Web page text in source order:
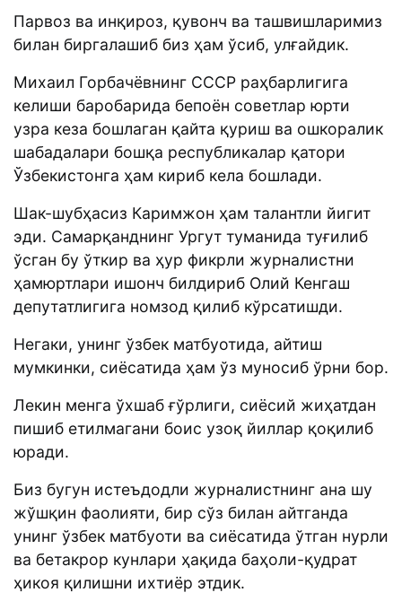
Парвоз ва инқироз, қувонч ва ташвишларимиз
билан биргалашиб биз ҳам ўсиб, улғайдик.
Михаил Горбачёвнинг СССР раҳбарлигига
келиши баробарида бепоён советлар юрти
узра кеза бошлаган қайта қуриш ва ошкоралик
шабадалари бошқа республикалар қатори
Ўзбекистонга ҳам кириб кела бошлади.
Шак-шубҳасиз Каримжон ҳам талантли йигит
эди. Самарқанднинг Ургут туманида туғилиб
ўсган бу ўткир ва ҳур фикрли журналистни
ҳамюртлари ишонч билдириб Олий Кенгаш
депутатлигига номзод қилиб кўрсатишди.
Негаки, унинг ўзбек матбуотида, айтиш
мумкинки, сиёсатида ҳам ўз муносиб ўрни бор.
Лекин менга ўхшаб ғўрлиги, сиёсий жиҳатдан
пишиб етилмагани боис узоқ йиллар қоқилиб
юради.
Биз бугун истеъдодли журналистнинг ана шу
жўшқин фаолияти, бир сўз билан айтганда
унинг ўзбек матбуоти ва сиёсатида ўтган нурли
ва бетакрор кунлари ҳақида баҳоли-қудрат
ҳикоя қилишни ихтиёр этдик.